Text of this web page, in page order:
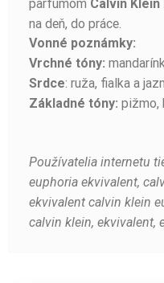
parfumom Calvin
na deň, do práce.
Vonné poznámky:
Vrchné tóny:
Srdce: ruža, fialka a
Základné tóny: pižmo,
Používatelia internetu
euphoria ekvivalent,
ekvivalent calvin klein
calvin klein, ekvivalent,